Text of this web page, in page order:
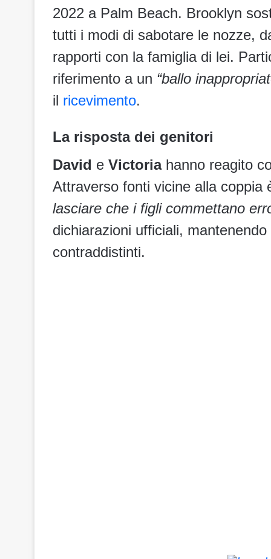
2022 a Palm Beach. Brooklyn
tutti i modi di sabotare le nozze,
rapporti con la famiglia di lei.
riferimento a un “ballo
il ricevimento.
La risposta dei genitori
David e Victoriahanno reagito
Attraverso fonti vicine alla coppia
lasciare che i figli commettano
dichiarazioni ufficiali,
contraddistinti.